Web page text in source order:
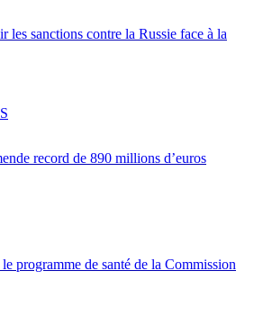
les sanctions contre la Russie face à la
record de 890 millions d’euros
programme de santé de la Commission